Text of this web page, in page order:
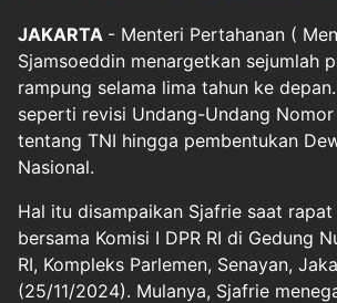
JAKARTA - Menteri Pertahanan (
Sjamsoeddin menargetkan sejumlah
rampung selama lima tahun ke
seperti revisi Undang-Undang
tentang TNI hingga pembentukan
Nasional.
Hal itu disampaikan Sjafrie saat
bersama Komisi I DPR RI di Gedung
RI, Kompleks Parlemen, Senayan,
(25/11/2024). Mulanya, Sjafrie